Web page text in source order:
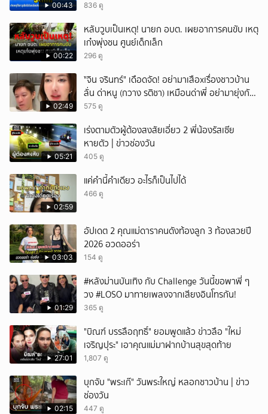
00:43 836 ดู
00:22
หลับวูบเป็นเหตุ! นายก อบต. เผยอาการคนขับ เหตุ
เก๋งพุ่งชน ศูนย์เด็กเล็ก
296 ดู
02:49
ั่"จิน จรินทร์" เดือดจัด! อย่ามาเสือxเรื่องชาวบ้าน
ลั่น ด่าหนู (กวาง รติชา) เหมือนด่าพี่ อย่ามายุ่งกับ
คนของผม จบ!!!
575 ดู
05:21
เร่งตามตัวผู้ต้องสงสัยเอี่ยว 2 พี่น้องรัสเซีย
หายตัว | ข่าวช่องวัน
405 ดู
02:59
แค่คำนี้คำเดียว อะไรก็เป็นไปได้
466 ดู
03:03
อัปเดต 2 คุณแม่ดาราคนดังท้องลูก 3 ท้องสวยปี
2026 อวดออร่า
154 ดู
01:29
#หลังม่านบันเทิง กับ Challenge วันนี้ขอพาพี่ ๆ
วง #LOSO มาทายเพลงจากเสียงอินโทรกัน!
365 ดู
27:01
"บิณฑ์ บรรลือฤทธิ์" ยอมพูดแล้ว ข่าวลือ "ใหม่
เจริญปุระ" เอาคุณแม่มาฝากบ้านสุขสุดท้าย
1,807 ดู
02:15
บุกจับ "พระเก๊" วันพระใหญ่ หลอกชาวบ้าน | ข่าว
ช่องวัน
447 ดู